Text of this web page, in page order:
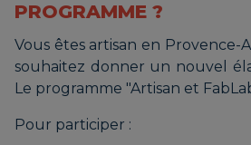
PROGRAMME ?
Vous êtes artisan en Provence-
souhaitez donner un nouvel
Le programme "Artisan et
Pour participer :